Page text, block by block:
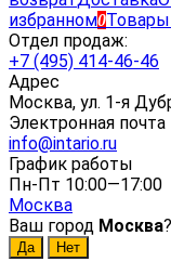
избранном0
Отдел продаж:
+7 (495) 414-46-46
Адрес
Москва, ул. 1-я
Электронная почта
info@intario.ru
График работы
Пн-Пт 10:00—17:00
Москва
Ваш город Москва?